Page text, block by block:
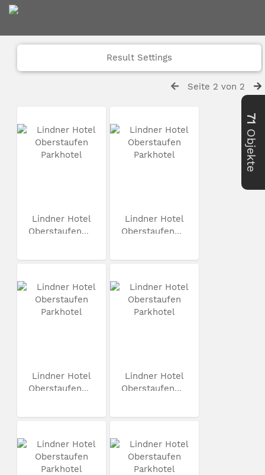
Result Settings
Seite 2 von 2
Lindner Hotel
Oberstaufen...
Lindner Hotel
Oberstaufen...
Lindner Hotel
Oberstaufen...
Lindner Hotel
Oberstaufen...
71
Objekte